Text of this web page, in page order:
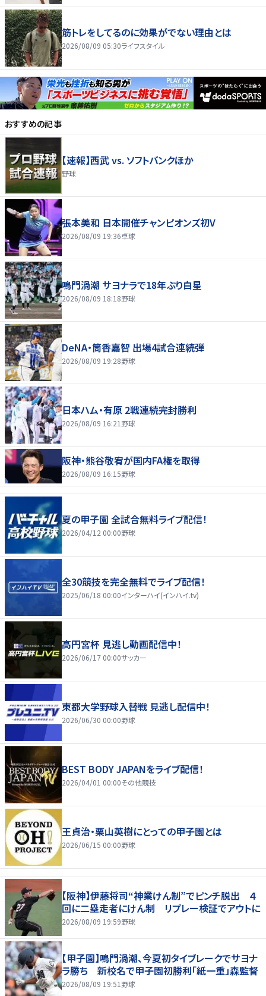
筋トレをしてるのに効果がでない理由とは
2026/08/09 05:30ライフスタイル
おすすめの記事
【速報】西武 vs. ソフトバンクほか
野球
張本美和 日本開催チャンピオンズ初V
2026/08/09 19:36卓球
鳴門渦潮 サヨナラで18年ぶり白星
2026/08/09 18:18野球
DeNA・筒香嘉智 出場4試合連続弾
2026/08/09 19:28野球
日本ハム・有原 2戦連続完封勝利
2026/08/09 16:21 野球
阪神・熊谷敬宥が国内FA権を取得
2026/08/09 16:15野球
夏の甲子園 全試合無料ライブ配信！
2026/04/12 00:00野球
全30競技を完全無料でライブ配信！
2025/06/18 00:00インターハイ(インハイ.tv)
高円宮杯 見逃し動画配信中！
2026/06/17 00:00サッカー
東都大学野球入替戦 見逃し配信中！
2026/06/30 00:00野球
BEST BODY JAPANをライブ配信！
2026/04/01 00:00その他競技
王貞治・栗山英樹にとっての甲子園とは
2026/06/15 00:00野球
【阪神】伊藤将司“神業けん制”でピンチ脱出 ４
回に二塁走者にけん制 リプレー検証でアウトに
2026/08/09 19:59野球
【甲子園】鳴門渦潮、今夏初タイブレークでサヨナ
ラ勝ち 新校名で甲子園初勝利「紙一重」森監督
2026/08/09 19:51 野球